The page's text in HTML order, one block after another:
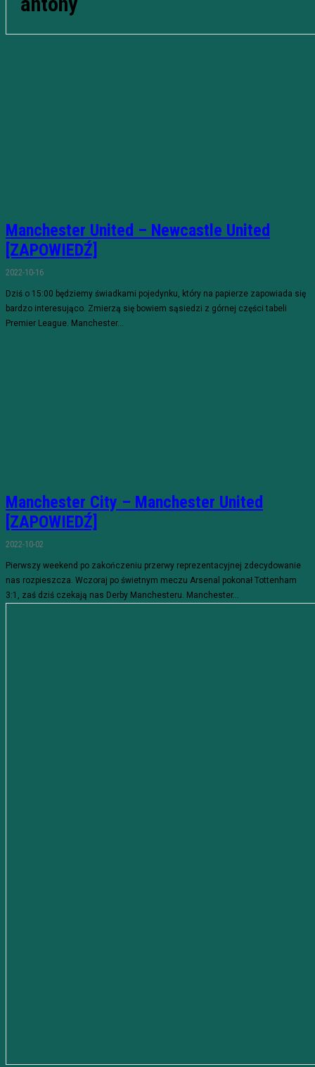
Manchester United – Newcastle United
[ZAPOWIEDŹ]
2022-10-16
Dziś o 15:00 będziemy świadkami pojedynku, który na papierze zapowiada się
bardzo interesująco. Zmierzą się bowiem sąsiedzi z górnej części tabeli
Premier League. Manchester...
Manchester City – Manchester United
[ZAPOWIEDŹ]
2022-10-02
Pierwszy weekend po zakończeniu przerwy reprezentacyjnej zdecydowanie
nas rozpieszcza. Wczoraj po świetnym meczu Arsenal pokonał Tottenham
3:1, zaś dziś czekają nas Derby Manchesteru. Manchester...